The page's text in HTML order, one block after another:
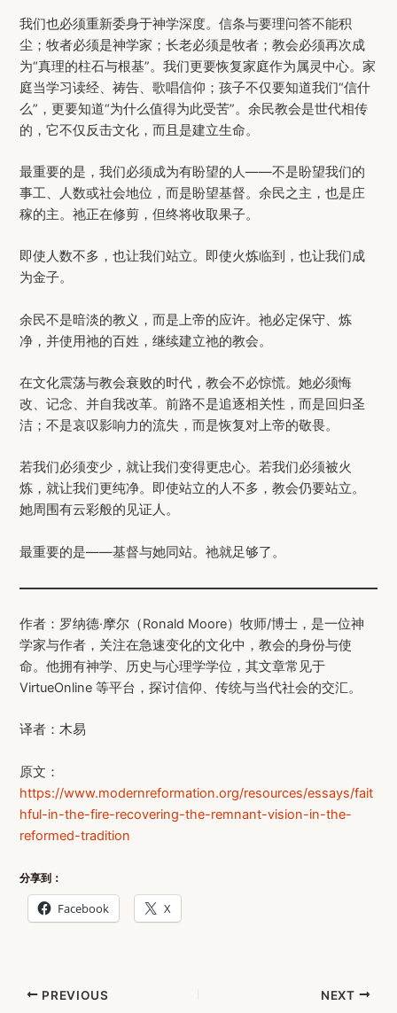
我们也必须重新委身于神学深度。信条与要理问答不能积
尘；牧者必须是神学家；长老必须是牧者；教会必须再次成
为“真理的柱石与根基”。我们更要恢复家庭作为属灵中心。家
庭当学习读经、祷告、歌唱信仰；孩子不仅要知道我们“信什
么”，更要知道“为什么值得为此受苦”。余民教会是世代相传
的，它不仅反击文化，而且是建立生命。
最重要的是，我们必须成为有盼望的人——不是盼望我们的
事工、人数或社会地位，而是盼望基督。余民之主，也是庄
稼的主。祂正在修剪，但终将收取果子。
即使人数不多，也让我们站立。即使火炼临到，也让我们成
为金子。
余民不是暗淡的教义，而是上帝的应许。祂必定保守、炼
净，并使用祂的百姓，继续建立祂的教会。
在文化震荡与教会衰败的时代，教会不必惊慌。她必须悔
改、记念、并自我改革。前路不是追逐相关性，而是回归圣
洁；不是哀叹影响力的流失，而是恢复对上帝的敬畏。
若我们必须变少，就让我们变得更忠心。若我们必须被火
炼，就让我们更纯净。即使站立的人不多，教会仍要站立。
她周围有云彩般的见证人。
最重要的是——基督与她同站。祂就足够了。
作者：罗纳德·摩尔（Ronald Moore）牧师/博士，是一位神
学家与作者，关注在急速变化的文化中，教会的身份与使
命。他拥有神学、历史与心理学学位，其文章常见于
VirtueOnline 等平台，探讨信仰、传统与当代社会的交汇。
译者：木易
原文：
https://www.modernreformation.org/resources/essays/fait
hful-in-the-fire-recovering-the-remnant-vision-in-the-
reformed-tradition
分享到：
Facebook X
Post
PREVIOUS NEXT